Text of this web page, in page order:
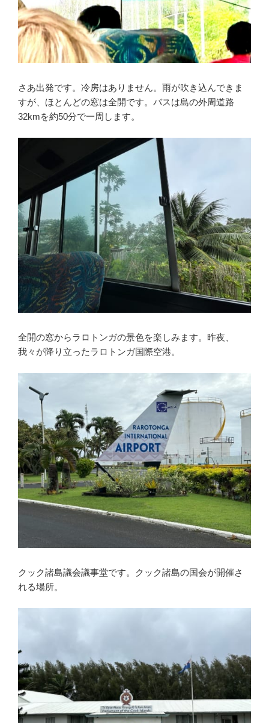
さあ出発です。冷房はありません。雨が吹き込んできま
すが、ほとんどの窓は全開です。バスは島の外周道路
32kmを約50分で一周します。
全開の窓からラロトンガの景色を楽しみます。昨夜、
我々が降り立ったラロトンガ国際空港。
クック諸島議会議事堂です。クック諸島の国会が開催さ
れる場所。